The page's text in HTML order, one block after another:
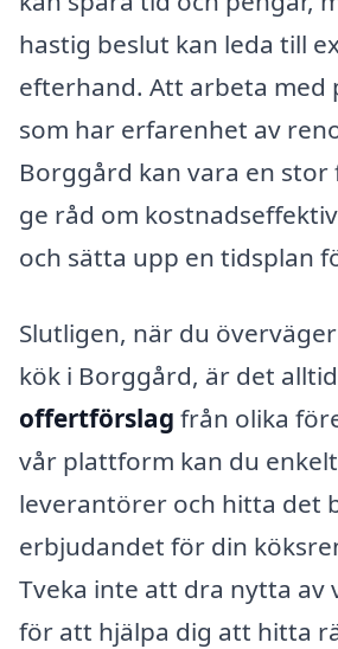
hastig beslut kan leda till
efterhand. Att arbeta med
som har erfarenhet av
Borggård kan vara en stor
ge råd om
och sätta upp en tidsplan
Slutligen, när du
kök i Borggård, är det
offertförslag från olika
vår plattform kan du
leverantörer och hitta det
erbjudandet för din
Tveka inte att dra nytta av
för att hjälpa dig att hitta